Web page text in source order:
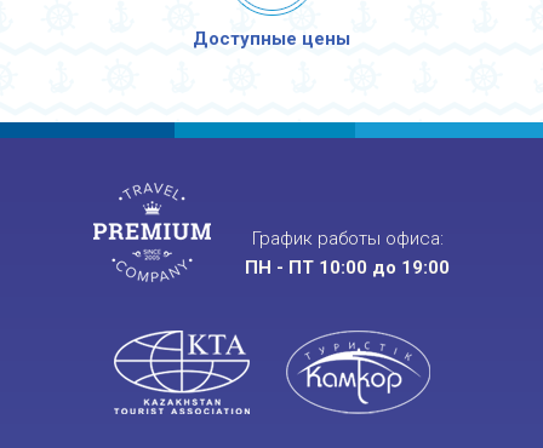
Доступные цены
График работы офиса:
ПН - ПТ 10:00 до 19:00